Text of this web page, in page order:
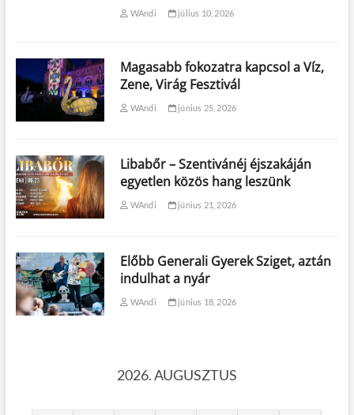
WAndi július 10, 2026
Magasabb fokozatra kapcsol a Víz,
Zene, Virág Fesztivál
WAndi június 25, 2026
Libabőr – Szentivánéj éjszakáján
egyetlen közös hang leszünk
WAndi június 21, 2026
Előbb Generali Gyerek Sziget, aztán
indulhat a nyár
WAndi június 18, 2026
2026. AUGUSZTUS